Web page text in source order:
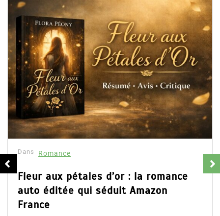
d’or : la romance
séduit Amazon
Dans Romance
Collector
résumé et
Partager,
ainsi que l’accès